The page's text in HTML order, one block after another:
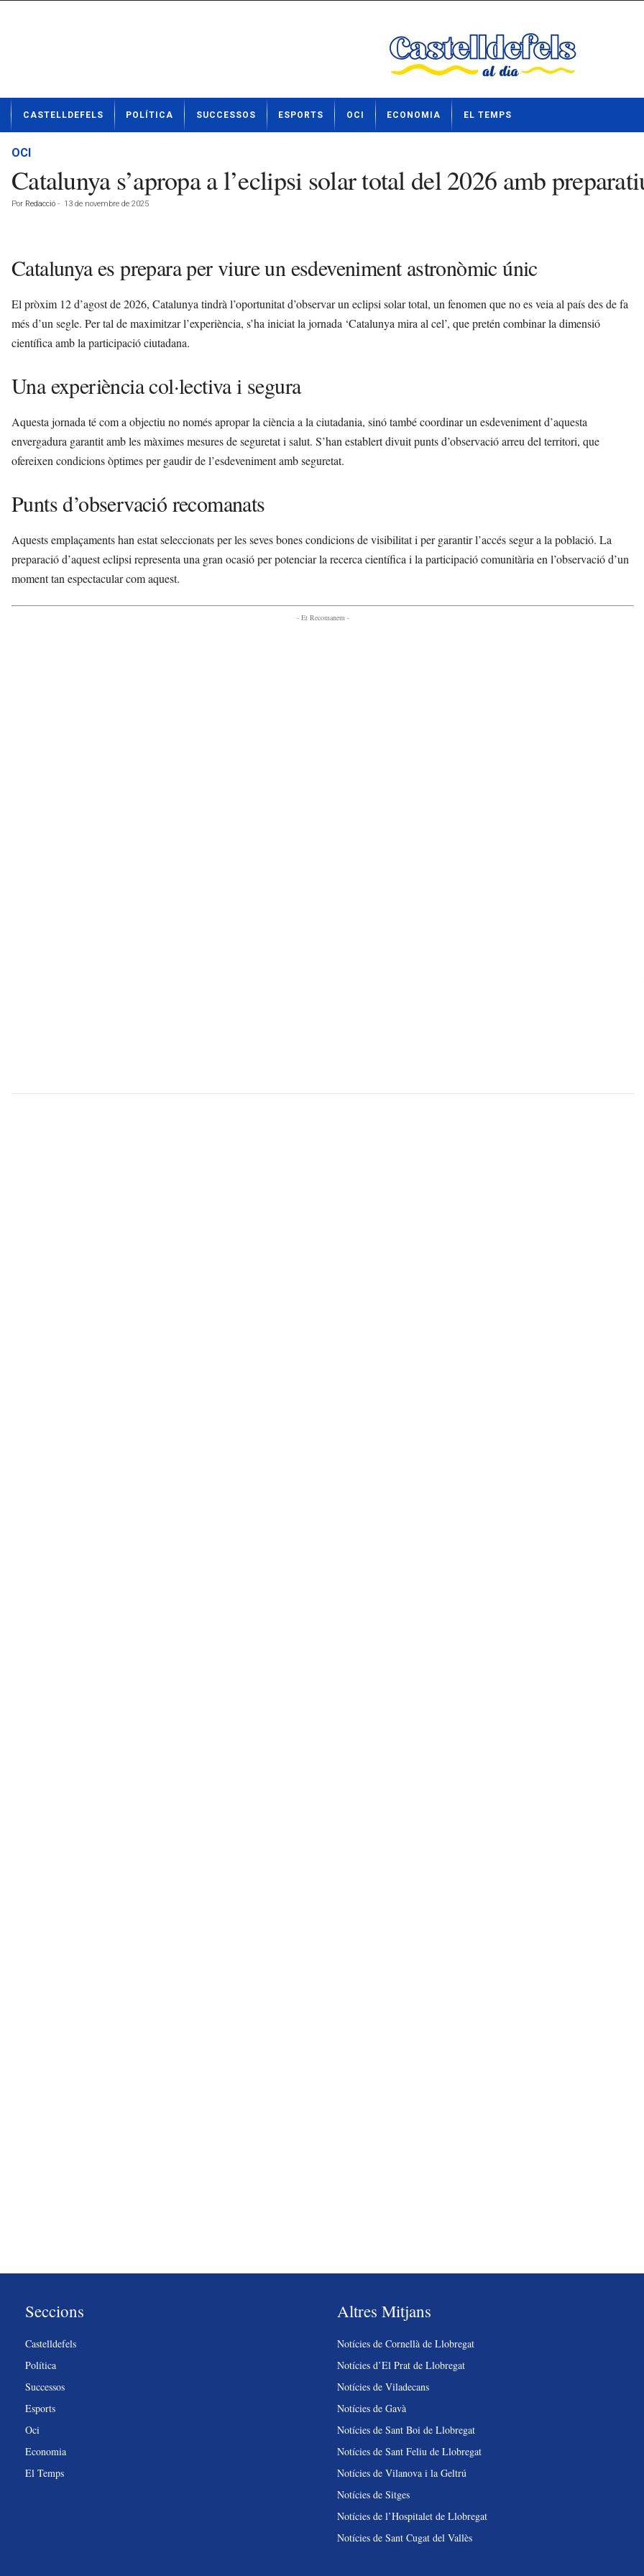
t
CASTELLDEFELS POLÍTICA SUCCESSOS ESPORTS OCI ECONOMIA EL TEMPS
OCI
Catalunya s’apropa a l’eclipsi solar total del 2026 amb
Por Redacció - 13 de novembre de 2025
Catalunya es prepara per viure un esdeveniment astronòmic únic
El pròxim 12 d’agost de 2026, Catalunya tindrà l’oportunitat d’observar un eclipsi solar total, un fenomen que no es veia al país des de fa
més d’un segle. Per tal de maximitzar l’experiència, s’ha iniciat la jornada ‘Catalunya mira al cel’, que pretén combinar la dimensió
científica amb la participació ciutadana.
Una experiència col·lectiva i segura
Aquesta jornada té com a objectiu no només apropar la ciència a la ciutadania, sinó també coordinar un esdeveniment d’aquesta
envergadura garantit amb les màximes mesures de seguretat i salut. S’han establert divuit punts d’observació arreu del territori, que
ofereixen condicions òptimes per gaudir de l’esdeveniment amb seguretat.
Punts d’observació recomanats
Aquests emplaçaments han estat seleccionats per les seves bones condicions de visibilitat i per garantir l’accés segur a la població. La
preparació d’aquest eclipsi representa una gran ocasió per potenciar la recerca científica i la participació comunitària en l’observació d’un
moment tan espectacular com aquest.
- Et Recomanem -
Seccions
Castelldefels
Política
Successos
Esports
Oci
Economia
El Temps
Altres Mitjans
Notícies de Cornellà de Llobregat
Notícies d’El Prat de Llobregat
Notícies de Viladecans
Notícies de Gavà
Notícies de Sant Boi de Llobregat
Notícies de Sant Feliu de Llobregat
Notícies de Vilanova i la Geltrú
Notícies de Sitges
Notícies de l’Hospitalet de Llobregat
Notícies de Sant Cugat del Vallès